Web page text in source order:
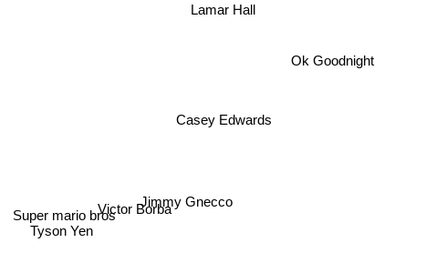
Lamar Hall
Ok Goodnight
Casey Edwards
Jimmy Gnecco
Victor Borba
Super mario bros
Tyson Yen